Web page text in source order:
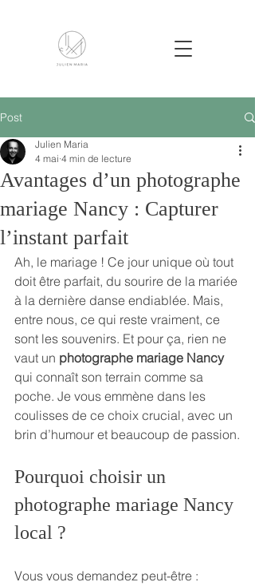
Post
Avantages d’un photographe
mariage Nancy : Capturer
l’instant parfait
Julien Maria
4 mai 4 min de lecture
Ah, le mariage ! Ce jour unique où tout
doit être parfait, du sourire de la mariée
à la dernière danse endiablée. Mais,
entre nous, ce qui reste vraiment, ce
sont les souvenirs. Et pour ça, rien ne
vaut un photographe mariage Nancy
qui connaît son terrain comme sa
poche. Je vous emmène dans les
coulisses de ce choix crucial, avec un
brin d’humour et beaucoup de passion.
Pourquoi choisir un
photographe mariage Nancy
local ?
Vous vous demandez peut-être :